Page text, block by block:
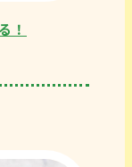
！